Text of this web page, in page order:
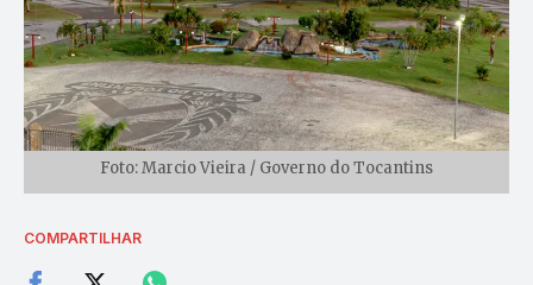
Foto: Marcio Vieira / Governo do Tocantins
COMPARTILHAR